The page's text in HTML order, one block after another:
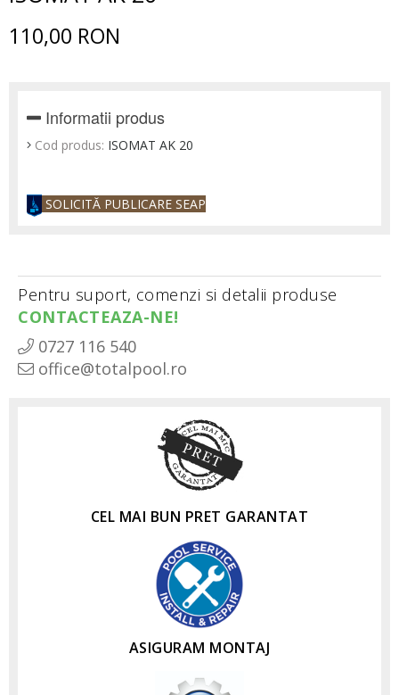
110,00 RON
Informatii produs
Cod produs: ISOMAT AK 20
SOLICITĂ PUBLICARE SEAP
Pentru suport, comenzi si detalii produse
CONTACTEAZA-NE!
0727 116 540
office@totalpool.ro
CEL MAI BUN PRET GARANTAT
ASIGURAM MONTAJ